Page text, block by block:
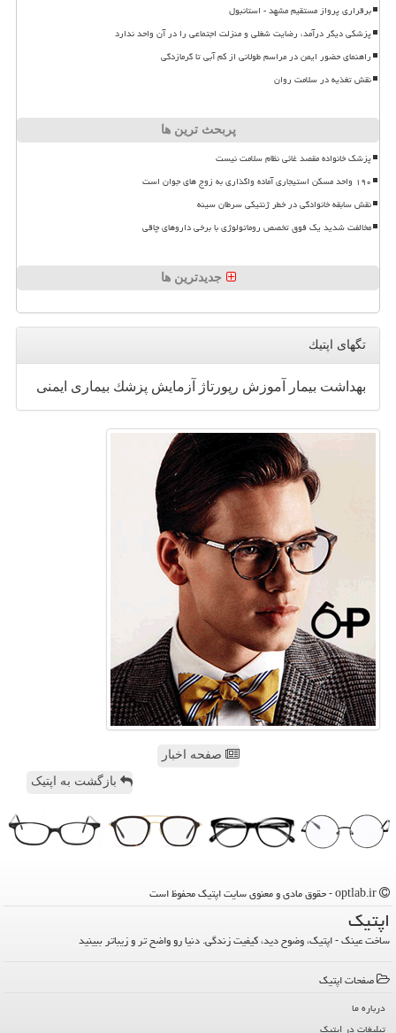
برقراری پرواز مستقیم مشهد - استانبول
پزشکی دیگر درآمد، رضایت شغلی و منزلت اجتماعی را در آن واحد ندارد
راهنمای حضور ایمن در مراسم طولانی از کم آبی تا گرمازدگی
نقش تغذیه در سلامت روان
پربحث ترین ها
پزشک خانواده مقصد غائی نظام سلامت نیست
۱۹۰ واحد مسکن استیجاری آماده واگذاری به زوج های جوان است
نقش سابقه خانوادگی در خطر ژنتیکی سرطان سینه
مخالفت شدید یک فوق تخصص روماتولوژی با برخی داروهای چاقی
جدیدترین ها
تگهای اپتیك
بهداشت بیمار آموزش رپورتاژ آزمایش پزشك بیماری ایمنی
صفحه اخبار
بازگشت به اپتیک
اپتیك
ساخت عینک - اپتیک، وضوح دید، کیفیت زندگی. دنیا رو واضح تر و زیباتر ببینید
صفحات اپتیك
درباره ما
تبلیغات در اپتیك